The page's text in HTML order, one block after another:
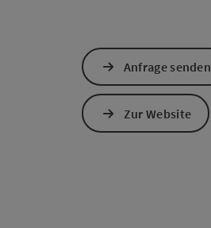
Anfrage senden
Zur Website